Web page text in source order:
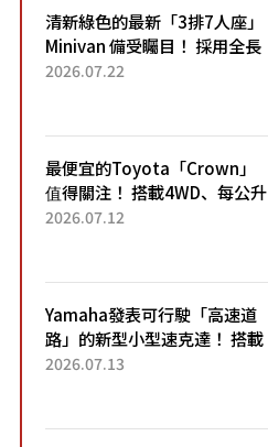
清新綠色的最新「3排7人座」
Minivan 備受矚目！ 採用全長
4.7公尺剛剛好的車身尺寸與
2026.07.22
最便宜的Toyota「Crown」
值得關注！ 搭載4WD、每公升
22.4公里低油耗表現超亮眼！
2026.07.12
Yamaha發表可行駛「高速道
路」的新型小型速克達！ 搭載
能享受超強勁「渦輪感」的動
2026.07.13